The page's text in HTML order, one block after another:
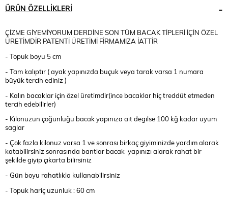
ÜRÜN ÖZELLIKLERI
ÇİZME GİYEMİYORUM DERDİNE SON TÜM BACAK TİPLERİ İÇİN ÖZEL
ÜRETİMDİR PATENTİ ÜRETİMİ FİRMAMIZA İATTİR
- Topuk boyu 5 cm
- Tam kalıptır ( ayak yapınızda buçuk veya tarak varsa 1 numara
büyük tercih ediniz )
- Kalın bacaklar için özel üretimdir(ince bacaklar hiç treddüt etmeden
tercih edebilirler)
- Kilonuzun çoğunluğu bacak yapınıza ait degilse 100 kğ kadar uyum
saglar
- Çok fazla kilonuz varsa 1 ve sonrası birkaç giyiminizde yardım alarak
katabilirsiniz sonrasında bantlar bacak yapınızı alarak rahat bir
şekilde giyip çıkarta bilirsiniz
- Gün boyu rahatlıkla kullanabilirsiniz
- Topuk hariç uzunluk : 60 cm